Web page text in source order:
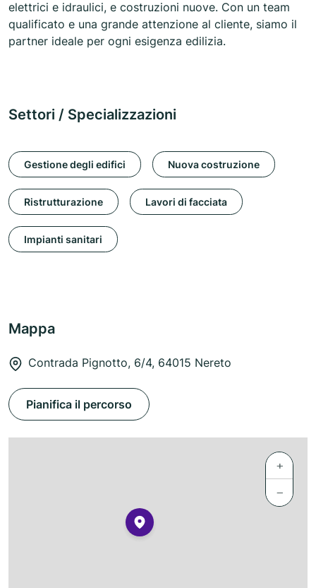
elettrici e idraulici, e costruzioni nuove. Con un team
qualificato e una grande attenzione al cliente, siamo il
partner ideale per ogni esigenza edilizia.
Settori / Specializzazioni
Gestione degli edifici Nuova costruzione
Ristrutturazione Lavori di facciata
Impianti sanitari
Mappa
Contrada Pignotto, 6/4, 64015 Nereto
Pianifica il percorso
+
−